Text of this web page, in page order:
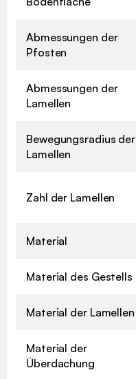
Abmessungen der
Pfosten
Abmessungen der
Lamellen
Bewegungsradius der
Lamellen
Zahl der Lamellen
Material
Material des Gestells
Material der Lamellen
Material der
Überdachung